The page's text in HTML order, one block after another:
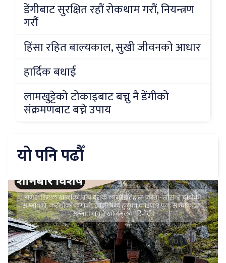
डेंगीबाट सुरक्षित रहौं रोकथाम गरौं, नियन्त्रण
गरौं
हिंसा रहित बाल्यकाल, सुखी जीवनको आधार
हार्दिक बधाई
लामखुट्टेको टोकाइबाट बच्नु नै डेंगीको
संक्रमणबाट बच्ने उपाय
यो पनि पढौँ